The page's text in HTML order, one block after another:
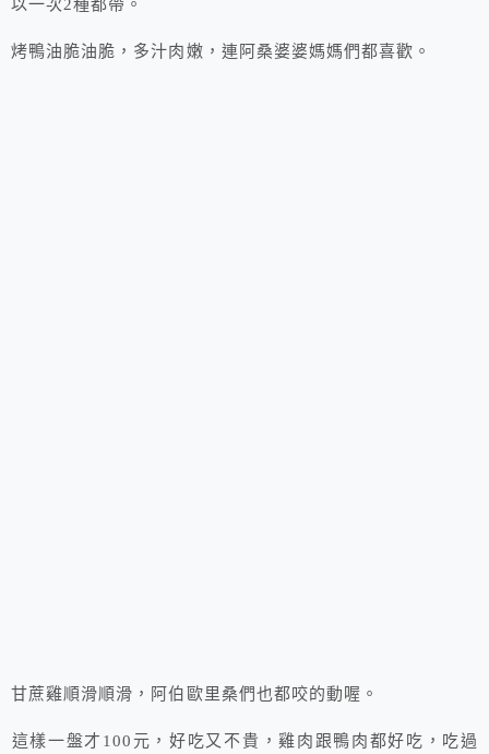
以一次2種都帶。
烤鴨油脆油脆，多汁肉嫩，連阿桑婆婆媽媽們都喜歡。
甘蔗雞順滑順滑，阿伯歐里桑們也都咬的動喔。
這樣一盤才100元，好吃又不貴，雞肉跟鴨肉都好吃，吃過